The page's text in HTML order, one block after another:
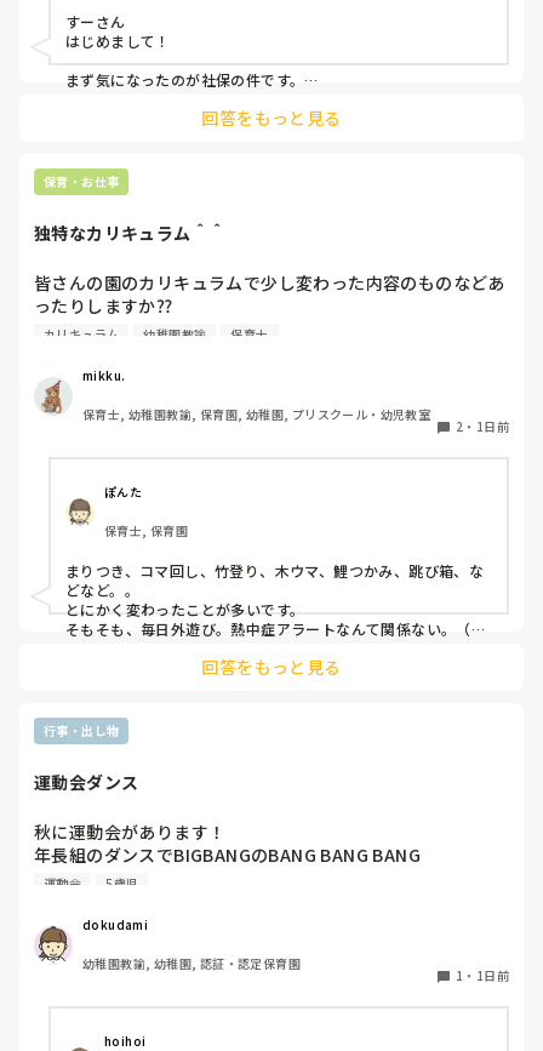
会社内の働き方改革か、来年から、扶養内は106万だけにな
るらしい。社保に入るなら週5にしなきゃいけないみた
い。。。今の自分は、まだそんなに働けない。。
子どもはかわいいけど、毎日体痛いし、疲れました。
他の職場を探そうかな。甘えでしょうか？
すーさん
はじめまして！
まず気になったのが社保の件です。
せば加入対象となります。
企業規模要件の段階的撤廃：現行の「従業員数51人以上」の要
的に全企業（1人以上）へ拡大されます。
従業員数がこの条件より少ない法人？でしょうか？
合う合わないは誰にでもあるし、それを早い段階で見極めるこ
とも必要だと思っています。
何が合わなかったのか。
次に同じことにならないためにちょっと考えてみると良いかも
です😊
回答をもっと見る
保育・お仕事
独特なカリキュラム＾＾
皆さんの園のカリキュラムで少し変わった内容のものなどあ
ったりしますか⁇
のみ）・乾布摩擦（年中組以上児が体育の時間に体操服の上
から行っています）があります。
♪
カリキュラム 幼稚園教諭 保育士
mikku.
保育士, 幼稚園教諭, 保育園, 幼稚園, プリスクール・幼児教室
2 ・ 1日前
ぽんた
保育士, 保育園
まりつき、コマ回し、竹登り、木ウマ、鯉つかみ、跳び箱、な
どなど。。
とにかく変わったことが多いです。
そもそも、毎日外遊び。熱中症アラートなんて関係ない。（日
回答をもっと見る
行事・出し物
運動会ダンス
秋に運動会があります！
年長組のダンスでBIGBANGのBANG BANG BANG
踊ります！
運動会 5歳児
dokudami
幼稚園教諭, 幼稚園, 認証・認定保育園
1 ・ 1日前
hoihoi